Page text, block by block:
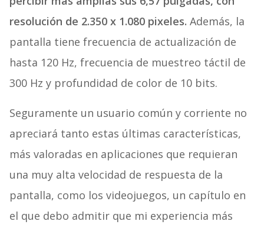
resolución de 2.350 x 1.080 pixeles. Además, la
pantalla tiene frecuencia de actualización de
hasta 120 Hz, frecuencia de muestreo táctil de
300 Hz y profundidad de color de 10 bits.
Seguramente un usuario común y corriente no
apreciará tanto estas últimas características,
más valoradas en aplicaciones que requieran
una muy alta velocidad de respuesta de la
pantalla, como los videojuegos, un capítulo en
el que debo admitir que mi experiencia más